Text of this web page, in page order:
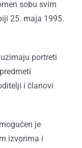
sobu svim
25. maja 1995.
portreti
i članovi
je
izvorima i